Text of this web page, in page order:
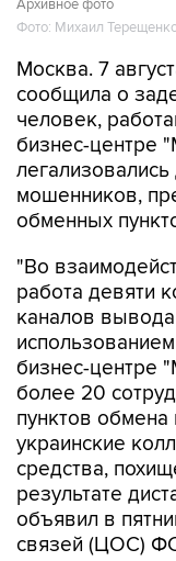
Архивное фото
Фото: Михаил
Москва. 7
сообщила о
человек,
бизнес-центре
мошенников,
обменных
"Во
работа девяти
каналов
бизнес-центре
более 20
пунктов
украинские
средства,
результате
объявил в
связей (ЦОС)